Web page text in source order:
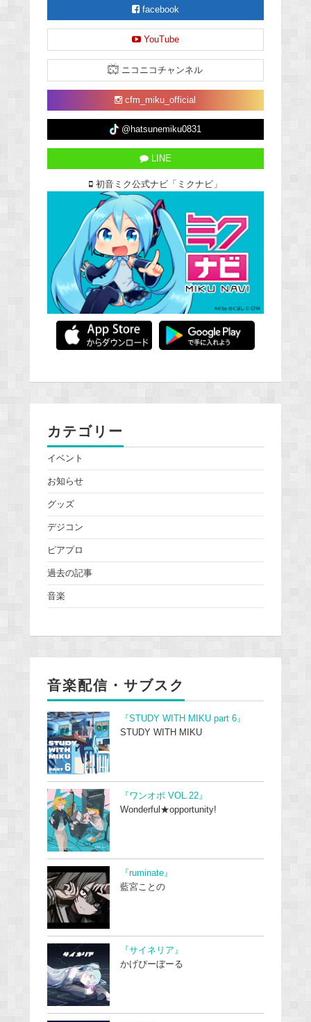
facebook
YouTube
ニコニコチャンネル
cfm_miku_official
@hatsunemiku0831
LINE
初音ミク公式ナビ「ミクナビ」
カテゴリー
イベント
お知らせ
グッズ
デジコン
ピアプロ
過去の記事
音楽
音楽配信・サブスク
『STUDY WITH MIKU part 6』
STUDY WITH MIKU
『ワンオポ VOL.22』
Wonderful★opportunity!
『ruminate』
藍宮ことの
『サイネリア』
かげぴーぼーる